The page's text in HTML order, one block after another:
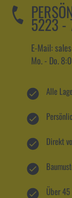
5223 -
E-Mail:
Mo. - Do.
Alle
Direkt
Über 45